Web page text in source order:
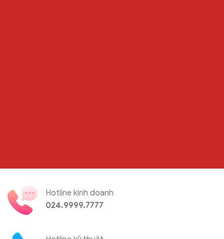
Hotline kinh doanh
024.9999.7777